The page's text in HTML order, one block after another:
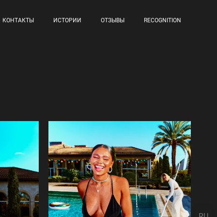
КОНТАКТЫ ИСТОРИИ ОТЗЫВЫ RECOGNITION